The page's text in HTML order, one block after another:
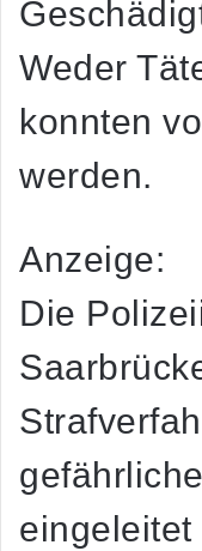
Weder
konnten
werden.
Anzeige:
Die
eingeleitet